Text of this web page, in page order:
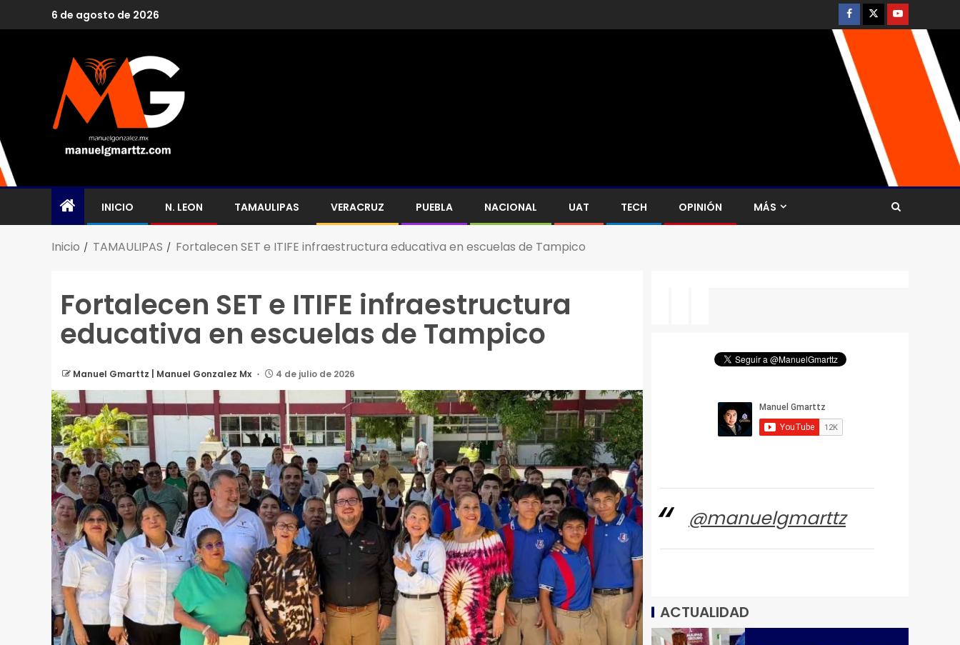
6 de agosto de 2026
INICIO N. LEON TAMAULIPAS VERACRUZ PUEBLA NACIONAL UAT TECH OPINIÓN MÁS
Inicio TAMAULIPAS Fortalecen SET e ITIFE infraestructura educativa en escuelas de Tampico
Fortalecen SET e ITIFE infraestructura
educativa en escuelas de Tampico
Manuel Gmarttz | Manuel Gonzalez Mx 4 de julio de 2026
@manuelgmarttz
ACTUALIDAD